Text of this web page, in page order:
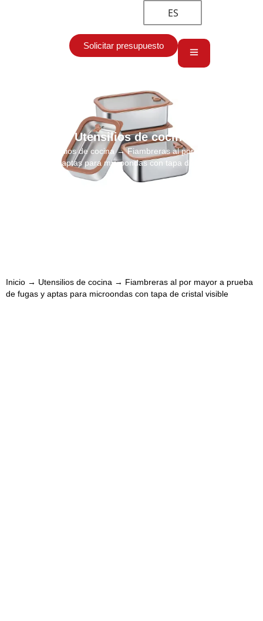
ES
Solicitar presupuesto
Utensilios de cocina
Utensilios de cocina → Fiambreras al por mayor a prueba
de fugas y aptas para microondas con tapa de cristal visible
Inicio → Utensilios de cocina → Fiambreras al por mayor a prueba
de fugas y aptas para microondas con tapa de cristal visible